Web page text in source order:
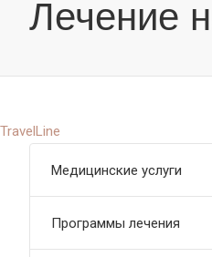
Лечение
TravelLine
Медицинские услуги
Программы лечения